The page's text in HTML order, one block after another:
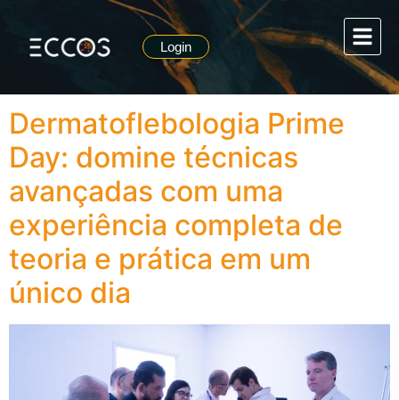
Login
Tag:
Dermatoflebologia
Dermatoflebologia Prime
Day: domine técnicas
avançadas com uma
experiência completa de
teoria e prática em um
único dia